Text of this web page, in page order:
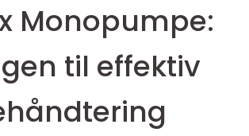
Monopumpe:
til effektiv